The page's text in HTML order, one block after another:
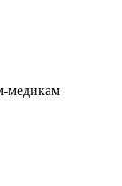
медикам